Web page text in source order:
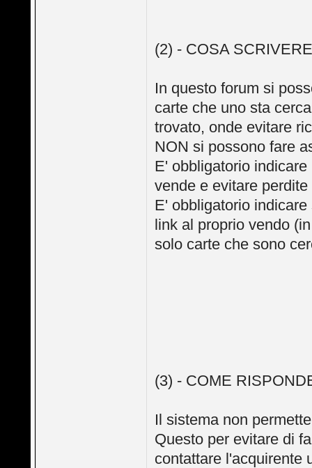
(2) - COSA
In questo forum si
carte che uno sta
trovato, onde evitare
NON si possono fare
E' obbligatorio
vende e evitare
E' obbligatorio
link al proprio vendo
solo carte che sono
(3) - COME
Il sistema non
Questo per evitare di
contattare l'acquirente